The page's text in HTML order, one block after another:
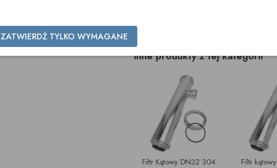
Inne produkty z tej kategorii
Filtr Kątowy DN32 304 Filtr
ZATWIERDŹ TYLKO WYMAGANE